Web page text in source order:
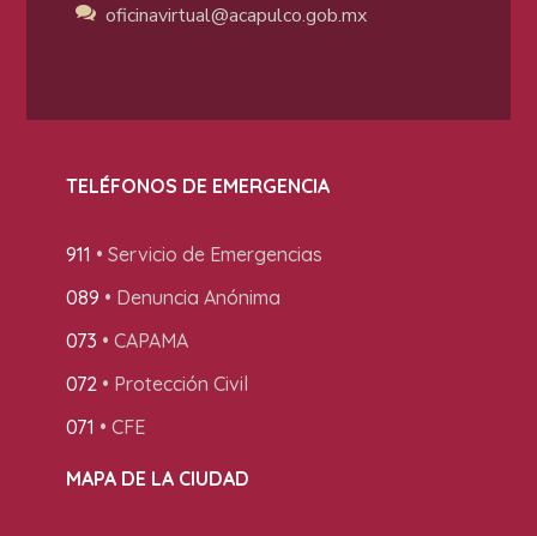
oficinavirtual@acapulco.gob.mx
TELÉFONOS DE EMERGENCIA
911 • Servicio de Emergencias
089 • Denuncia Anónima
073 • CAPAMA
072 • Protección Civil
071 • CFE
MAPA DE LA CIUDAD